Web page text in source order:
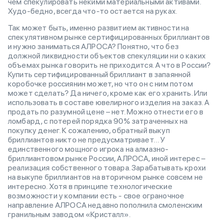
чем спекулировать некими материальными активами.
Худо-бедно, всегда что-то остается на руках.
Так может быть, именно развитием активности на
спекулятивном рынке сертифицированных бриллиантов
и нужно заниматься АЛРОСА? Понятно, что без
должной ликвидности объектов спекуляции ни о каких
объемах рынка говорить не приходится. А что в России?
Купить сертифицированный бриллиант в запаянной
коробочке россиянин может, но что он с ним потом
может сделать? Да ничего, кроме как его хранить. Или
использовать в составе ювелирного изделия на заказ. А
продать по разумной цене – нет. Можно отнести его в
ломбард, с потерей порядка 90% затраченных на
покупку денег. К сожалению, обратный выкуп
бриллиантов никто не предусматривает… У
единственного мощного игрока на алмазно-
бриллиантовом рынке России, АЛРОСА, иной интерес –
реализация собственного товара. Зарабатывать крохи
на выкупе бриллиантов на вторичном рынке совсем не
интересно. Хотя в принципе технологические
возможности у компании есть - свое ограночное
направление АЛРОСА недавно пополнила смоленским
гранильным заводом «Кристалл».